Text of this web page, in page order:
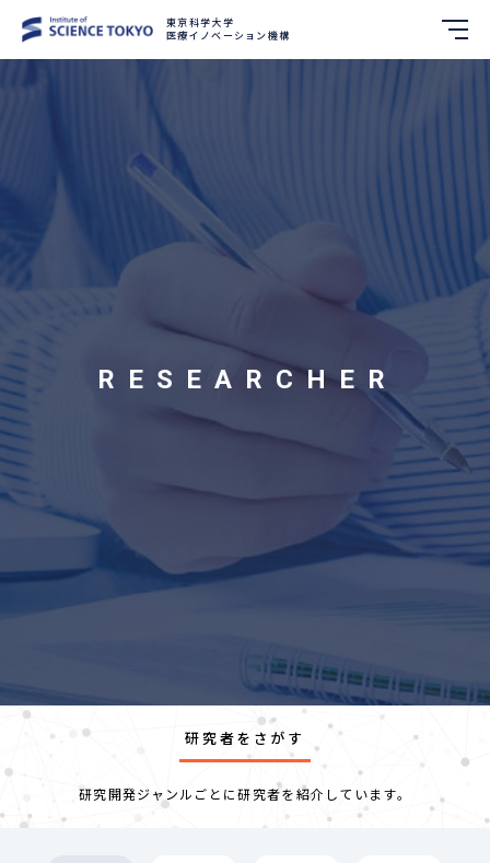
東京科学大学
医療イノベーション機構
RESEARCHER
研究者をさがす
研究開発ジャンルごとに研究者を紹介しています。